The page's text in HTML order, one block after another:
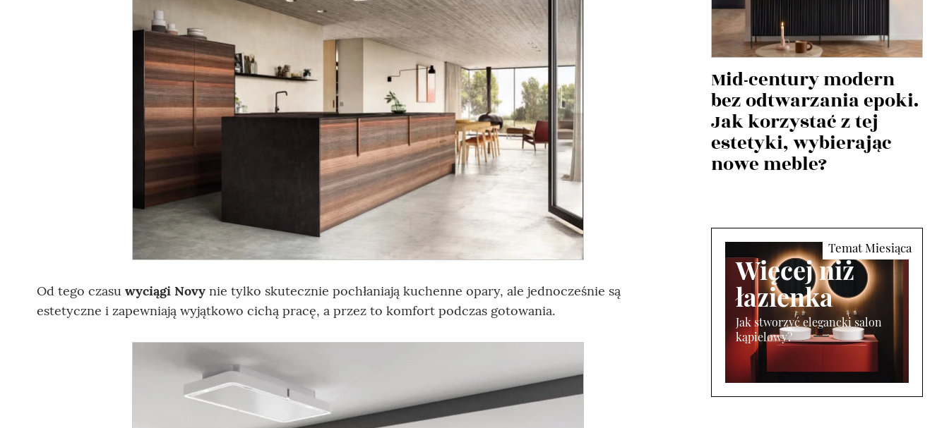
Od tego czasu wyciągi Novy nie tylko skutecznie pochłaniają kuchenne opary, ale jednocześnie są
estetyczne i zapewniają wyjątkowo cichą pracę, a przez to komfort podczas gotowania.
Mid-century modern
bez odtwarzania epoki.
Jak korzystać z tej
estetyki, wybierając
nowe meble?
Więcej niż
łazienka
Jak stworzyć elegancki salon
kąpielowy?